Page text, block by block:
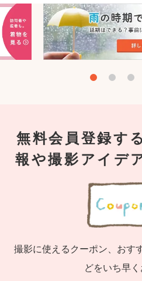
無料会員登録す
報や撮影アイデ
撮影に使えるクーポン、おす
どをいち早く